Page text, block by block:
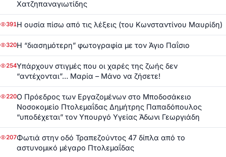
Χατζηπαναγιωτίδης
391Η ουσία πίσω από τις λέξεις (του Κωνσταντίνου Μαυρίδη)
320Η “διασημότερη” φωτογραφία με τον Άγιο Παΐσιο
254Υπάρχουν στιγμές που οι χαρές της ζωής δεν
“αντέχονται”… Μαρία – Μάνο να ζήσετε!
220Ο Πρόεδρος των Εργαζομένων στο Μποδοσάκειο
Νοσοκομείο Πτολεμαΐδας Δημήτρης Παπαδόπουλος
“υποδέχεται” τον Υπουργό Υγείας Άδωνι Γεωργιάδη
207Φωτιά στην οδό Τραπεζούντος 47 δίπλα από το
αστυνομικό μέγαρο Πτολεμαΐδας